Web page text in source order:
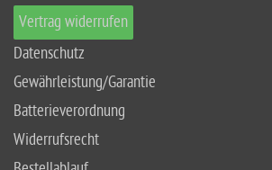
Vertrag widerrufen
Datenschutz
Gewährleistung/Garantie
Batterieverordnung
Widerrufsrecht